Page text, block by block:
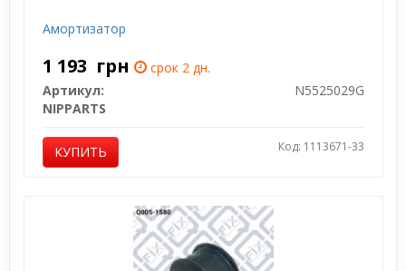
Амортизатор
1 193 грн
срок 2 дн.
Артикул:
N5525029G
NIPPARTS
КУПИТЬ Код: 1113671-33